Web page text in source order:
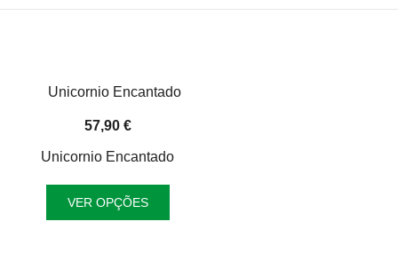
57,90 €
Unicornio Encantado
VER OPÇÕES
This